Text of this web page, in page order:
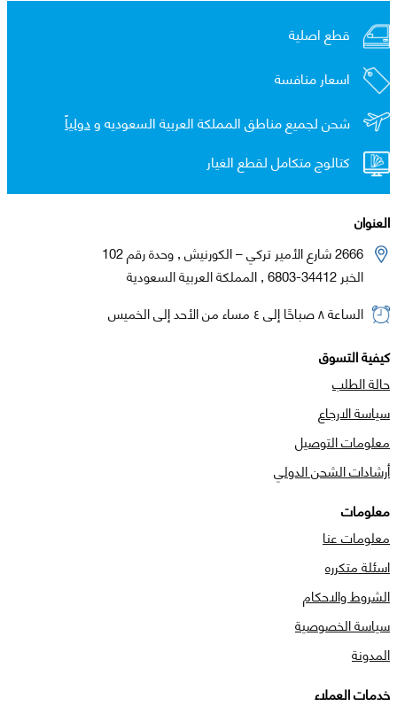
قطع اصلية
اسعار منافسة
شحن لجميع مناطق المملكة العربية السعوديه ودولياً
كتالوج متكامل لقطع الغيار
العنوان
2666 شارع الأمير تركي – الكورنيش , وحدة رقم 102
الخبر 34412-6803 , المملكة العربية السعودية
الساعة ٨ صباحًا إلى ٤ مساء من الأحد إلى الخميس
كيفية التسوق
حالة الطلب
سياسة الارجاع
معلومات التوصيل
أرشادات الشحن الدولي
معلومات
معلومات عنا
اسئلة متكرره
الشروط والاحكام
سياسة الخصوصية
المدونة
خدمات العملاء